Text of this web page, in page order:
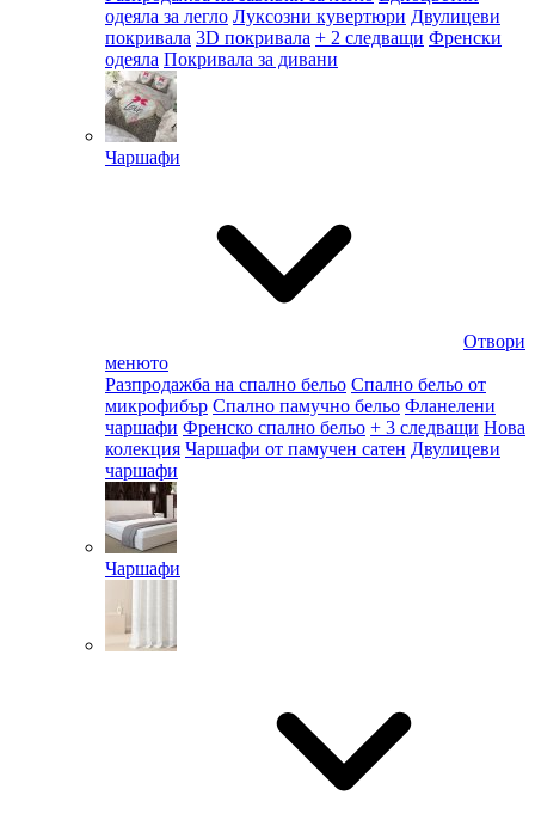
одеяла за легло Луксозни кувертюри Двулицеви
покривала 3D покривала + 2 следващи Френски
одеяла Покривала за дивани
Чаршафи
Отвори
менюто
Разпродажба на спално бельо Спално бельо от
микрофибър Спално памучно бельо Фланелени
чаршафи Френско спално бельо + 3 следващи Нова
колекция Чаршафи от памучен сатен Двулицеви
чаршафи
Чаршафи